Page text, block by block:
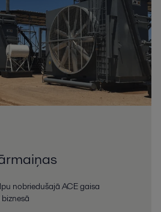
nobriedušajā ACE gaisa